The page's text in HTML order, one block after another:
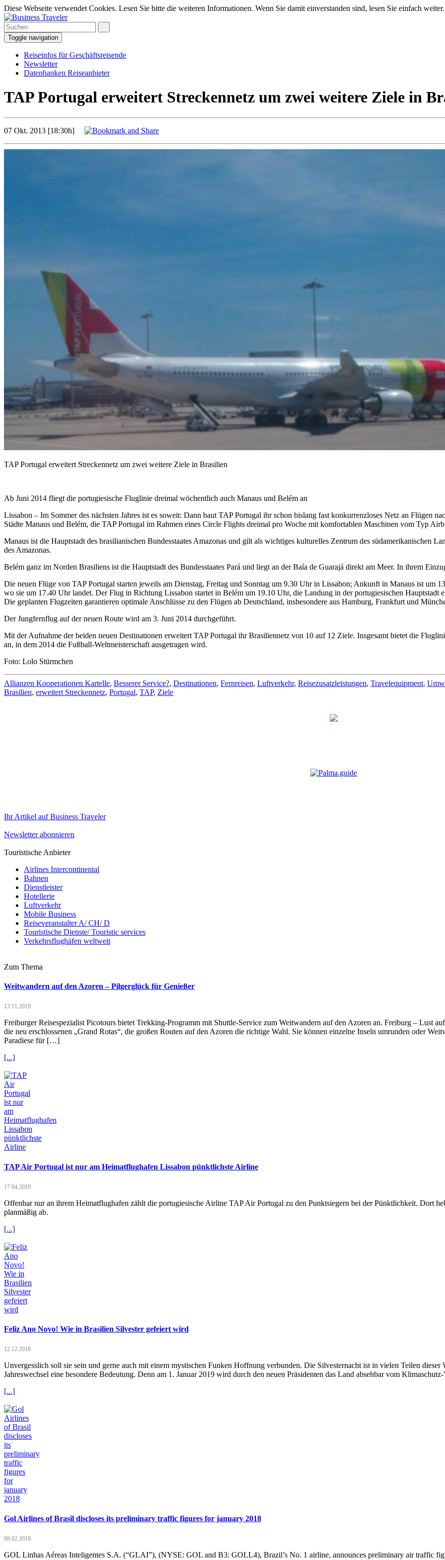
Diese Webseite verwendet Cookies. Lesen Sie bitte die weiteren Informationen. Wenn Sie damit einverstanden sind, lesen Sie einfach weiter.
Toggle navigation
Reiseinfos für Geschäftsreisende
Newsletter
Datenbanken Reiseanbieter
TAP Portugal erweitert Streckennetz um zwei weitere Ziele in
07 Okt. 2013 [18:30h]
TAP Portugal erweitert Streckennetz um zwei weitere Ziele in Brasilien
Ab Juni 2014 fliegt die portugiesische Fluglinie dreimal wöchentlich auch Manaus und Belém an
Lissabon – Im Sommer des nächsten Jahres ist es soweit: Dann baut TAP Portugal ihr schon bislang fast konkurrenzloses Netz an Flügen
Städte Manaus und Belém, die TAP Portugal im Rahmen eines Circle Flights dreimal pro Woche mit komfortablen Maschinen vom Typ
Manaus ist die Hauptstadt des brasilianischen Bundesstaates Amazonas und gilt als wichtiges kulturelles Zentrum des südamerikanischen
des Amazonas.
Belém ganz im Norden Brasiliens ist die Hauptstadt des Bundesstaates Pará und liegt an der Baía de Guarajá direkt am Meer. In ihrem
Die neuen Flüge von TAP Portugal starten jeweils am Dienstag, Freitag und Sonntag um 9.30 Uhr in Lissabon; Ankunft in Manaus ist um
wo sie um 17.40 Uhr landet. Der Flug in Richtung Lissabon startet in Belém um 19.10 Uhr, die Landung in der portugiesischen Hauptstadt
Die geplanten Flugzeiten garantieren optimale Anschlüsse zu den Flügen ab Deutschland, insbesondere aus Hamburg, Frankfurt und
Der Jungfernflug auf der neuen Route wird am 3. Juni 2014 durchgeführt.
Mit der Aufnahme der beiden neuen Destinationen erweitert TAP Portugal ihr Brasiliennetz von 10 auf 12 Ziele. Insgesamt bietet die
an, in dem 2014 die Fußball-Weltmeisterschaft ausgetragen wird.
Foto: Lolo Stürmchen
Allianzen Kooperationen Kartelle, Besserer Service?, Destinationen, Fernreisen, Luftverkehr, Reisezusatzleistungen, Travelequipment,
Brasilien, erweitert Streckennetz, Portugal, TAP, Ziele
Ihr Artikel auf Business Traveler
Newsletter abonnieren
Touristische Anbieter
Airlines Intercontinental
Bahnen
Dienstleister
Hotellerie
Luftverkehr
Mobile Business
Reiseveranstalter A/ CH/ D
Touristische Dienste/ Touristic services
Verkehrsflughäfen weltweit
Zum Thema
Weitwandern auf den Azoren – Pilgerglück für Genießer
13.11.2019
Freiburger Reisespezialist Picotours bietet Trekking-Programm mit Shuttle-Service zum Weitwandern auf den Azoren an. Freiburg – Lust
die neu erschlossenen „Grand Rotas“, die großen Routen auf den Azoren die richtige Wahl. Sie können einzelne Inseln umrunden oder
Paradiese für […]
[...]
TAP Air Portugal ist nur am Heimatflughafen Lissabon pünktlichste Airline
17.04.2019
Offenbar nur an ihrem Heimatflughafen zählt die portugiesische Airline TAP Air Portugal zu den Punktsiegern bei der Pünktlichkeit. Dort
planmäßig ab.
[...]
Feliz Ano Novo! Wie in Brasilien Silvester gefeiert wird
12.12.2018
Unvergesslich soll sie sein und gerne auch mit einem mystischen Funken Hoffnung verbunden. Die Silvesternacht ist in vielen Teilen dieser
Jahreswechsel eine besondere Bedeutung. Denn am 1. Januar 2019 wird durch den neuen Präsidenten das Land absehbar vom
[...]
Gol Airlines of Brasil discloses its preliminary traffic figures for january 2018
08.02.2018
GOL Linhas Aéreas Inteligentes S.A. (“GLAI”), (NYSE: GOL and B3: GOLL4), Brazil’s No. 1 airline, announces preliminary air traffic